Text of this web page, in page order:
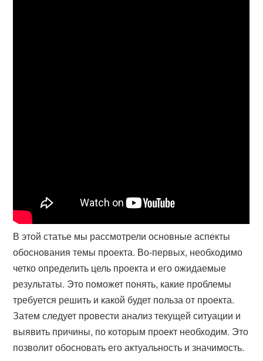
В этой статье мы рассмотрели основные аспекты
обоснования темы проекта. Во-первых, необходимо
четко определить цель проекта и его ожидаемые
результаты. Это поможет понять, какие проблемы
требуется решить и какой будет польза от проекта.
Затем следует провести анализ текущей ситуации и
выявить причины, по которым проект необходим. Это
позволит обосновать его актуальность и значимость.